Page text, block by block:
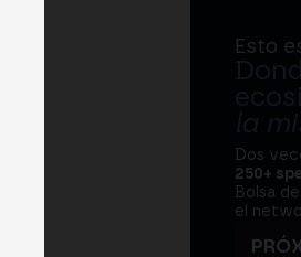
Esto
la
Dos
250+
Bolsa
el